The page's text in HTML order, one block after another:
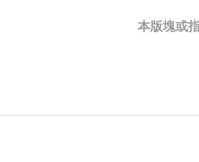
本版塊或